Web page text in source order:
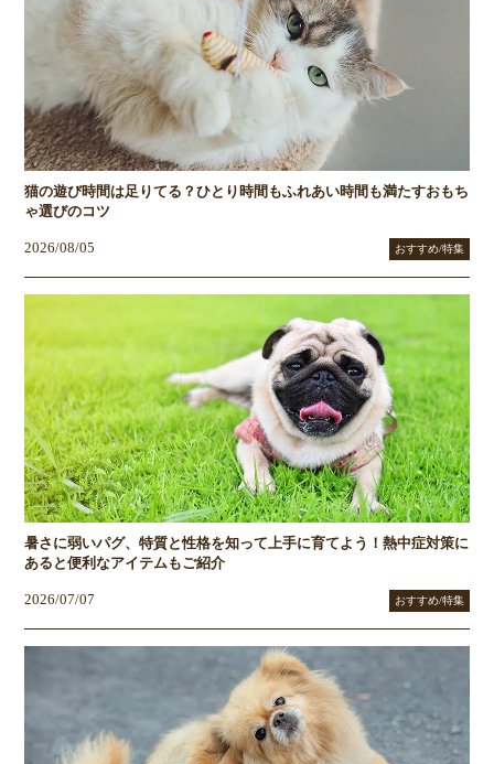
猫の遊び時間は足りてる？ひとり時間もふれあい時間も満たすおもち
ゃ選びのコツ
2026/08/05 おすすめ/特集
暑さに弱いパグ、特質と性格を知って上手に育てよう！熱中症対策に
あると便利なアイテムもご紹介
2026/07/07 おすすめ/特集